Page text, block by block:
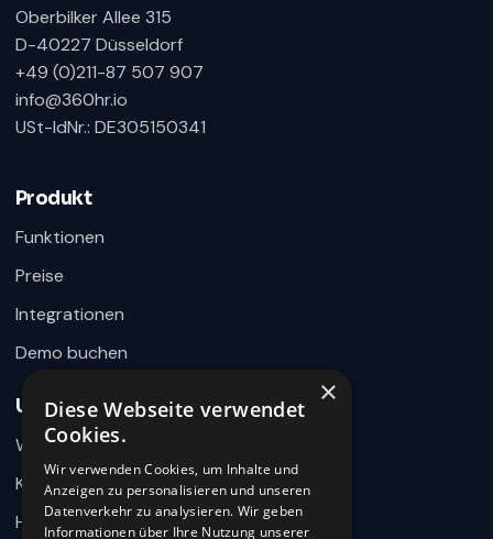
Oberbilker Allee 315
D-40227 Düsseldorf
+49 (0)211-87 507 907
info@360hr.io
USt-IdNr.: DE305150341
Produkt
Funktionen
Preise
Integrationen
Demo buchen
Unternehmen
Warum 360HR
Kontakt
Hilfecenter
360HR Chat
Wie können wir helfen?
hier im Chat zurück.
×
Diese Webseite verwendet
Cookies.
Wir verwenden Cookies, um Inhalte und
Anzeigen zu personalisieren und unseren
Datenverkehr zu analysieren. Wir geben
Informationen über Ihre Nutzung unserer